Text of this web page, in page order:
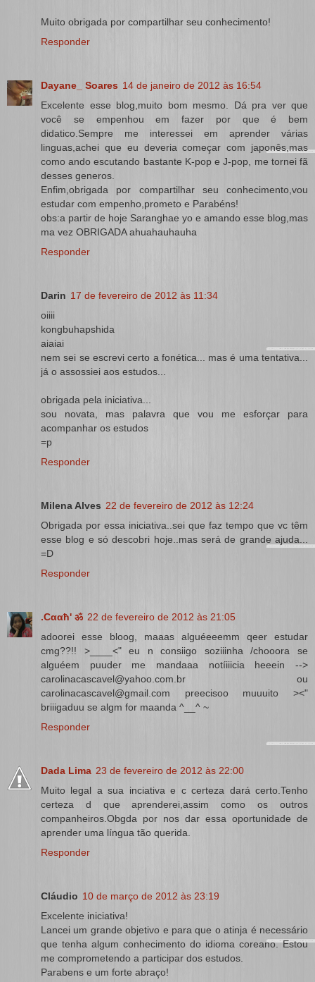
Muito obrigada por compartilhar seu conhecimento!
Responder
Dayane_ Soares 14 de janeiro de 2012 às 16:54
Excelente esse blog,muito bom mesmo. Dá pra ver que
você se empenhou em fazer por que é bem
didatico.Sempre me interessei em aprender várias
linguas,achei que eu deveria começar com japonês,mas
como ando escutando bastante K-pop e J-pop, me tornei fã
desses generos.
Enfim,obrigada por compartilhar seu conhecimento,vou
estudar com empenho,prometo e Parabéns!
obs:a partir de hoje Saranghae yo e amando esse blog,mas
ma vez OBRIGADA ahuahauhauha
Responder
Darin 17 de fevereiro de 2012 às 11:34
oiiii
kongbuhapshida
aiaiai
nem sei se escrevi certo a fonética... mas é uma tentativa...
já o assossiei aos estudos...
obrigada pela iniciativa...
sou novata, mas palavra que vou me esforçar para
acompanhar os estudos
=p
Responder
Milena Alves 22 de fevereiro de 2012 às 12:24
Obrigada por essa iniciativa..sei que faz tempo que vc têm
esse blog e só descobri hoje..mas será de grande ajuda...
=D
Responder
.Cααħ' ॐ 22 de fevereiro de 2012 às 21:05
adoorei esse bloog, maaas alguéeeemm qeer estudar
cmg??!! >____<" eu n consiigo soziiinha /chooora se
alguéem puuder me mandaaa notíiiicia heeein -->
carolinacascavel@yahoo.com.br ou
carolinacascavel@gmail.com preecisoo muuuito ><"
briiigaduu se algm for maanda ^__^ ~
Responder
Dada Lima 23 de fevereiro de 2012 às 22:00
Muito legal a sua inciativa e c certeza dará certo.Tenho
certeza d que aprenderei,assim como os outros
companheiros.Obgda por nos dar essa oportunidade de
aprender uma língua tão querida.
Responder
Cláudio 10 de março de 2012 às 23:19
Excelente iniciativa!
Lancei um grande objetivo e para que o atinja é necessário
que tenha algum conhecimento do idioma coreano. Estou
me comprometendo a participar dos estudos.
Parabens e um forte abraço!